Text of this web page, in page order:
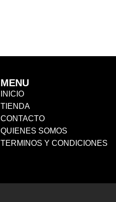
MENU
INICIO
TIENDA
CONTACTO
QUIENES SOMOS
TERMINOS Y CONDICIONES